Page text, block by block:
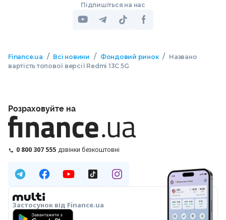
Підпишіться на нас
Finance.ua / Всі новини / Фондовий ринок / Названо
вартість топової версії Redmi 13C 5G
Розраховуйте на
0 800 307 555 дзвінки безкоштовні
Застосунок від Finance.ua